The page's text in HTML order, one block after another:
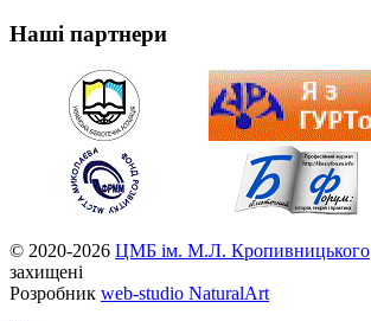
Наші партнери
© 2020-2026 ЦМБ ім. М.Л. Кропивницького
захищені
Розробник web-studio NaturalArt